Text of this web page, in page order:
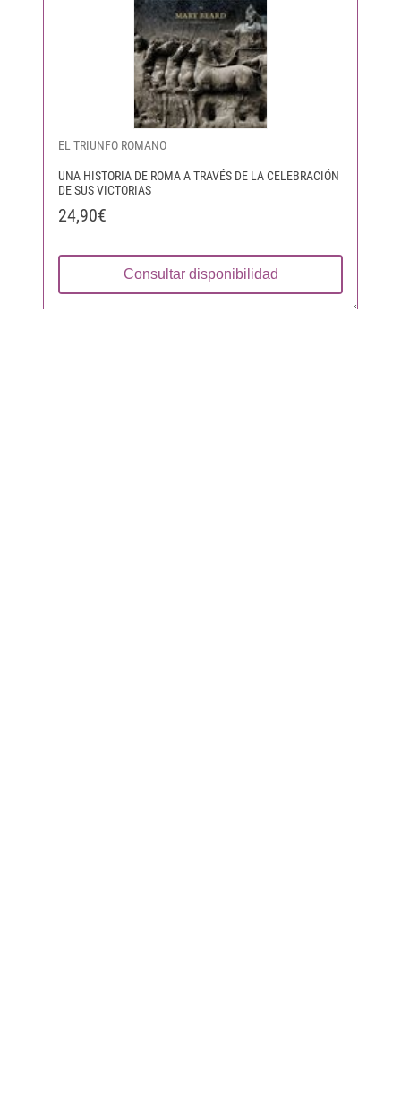
EL TRIUNFO ROMANO
UNA HISTORIA DE ROMA A TRAVÉS DE LA CELEBRACIÓN
DE SUS VICTORIAS
24,90€
Consultar disponibilidad